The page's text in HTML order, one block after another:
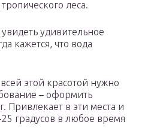
леса.
удивительное
кажется, что вода
этой красотой нужно
– оформить
Привлекает в эти места и
градусов в любое время